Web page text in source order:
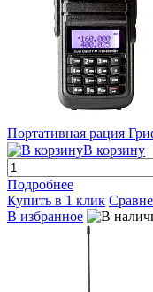
Портативная рация
В корзину
Подробнее
Купить в 1 клик
В избранное